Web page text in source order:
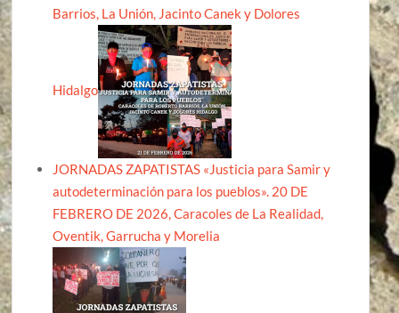
Barrios, La Unión, Jacinto Canek y Dolores
Hidalgo
JORNADAS ZAPATISTAS «Justicia para Samir y
autodeterminación para los pueblos». 20 DE
FEBRERO DE 2026, Caracoles de La Realidad,
Oventik, Garrucha y Morelia